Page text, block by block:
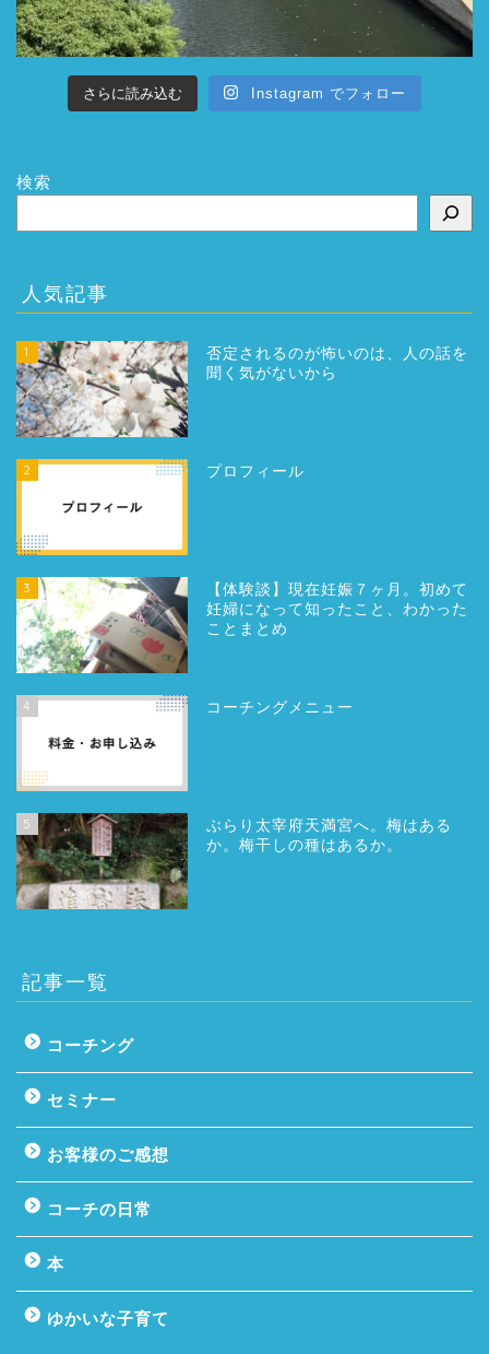
さらに読み込む Instagram でフォロー
検索
人気記事
1
否定されるのが怖いのは、人の話を
聞く気がないから
2 プロフィール
3
【体験談】現在妊娠７ヶ月。初めて
妊婦になって知ったこと、わかった
ことまとめ
4 コーチングメニュー
5
ぶらり太宰府天満宮へ。梅はある
か。梅干しの種はあるか。
記事一覧
コーチング
セミナー
お客様のご感想
コーチの日常
本
ゆかいな子育て